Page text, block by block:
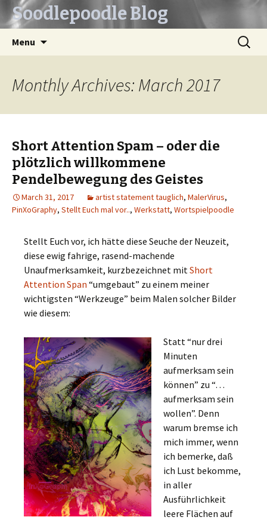
Soodlepoodle Blog
Menu
Search
for:
Monthly Archives: March 2017
Short Attention Spam – oder die
plötzlich willkommene
Pendelbewegung des Geistes
March 31, 2017 artist statement tauglich, MalerVirus,
PinXoGraphy, Stellt Euch mal vor.., Werkstatt, Wortspielpoodle
Stellt Euch vor, ich hätte diese Seuche der Neuzeit,
diese ewig fahrige, rasend-machende
Unaufmerksamkeit, kurzbezeichnet mitShort
Attention Span “umgebaut” zu einem meiner
wichtigsten “Werkzeuge” beim Malen solcher Bilder
wie diesem:
Statt “nur drei
Minuten
aufmerksam sein
können” zu “…
aufmerksam sein
wollen”. Denn
warum bremse ich
mich immer, wenn
ich bemerke, daß
ich Lust bekomme,
in aller
Ausführlichkeit
leere Flächen auf